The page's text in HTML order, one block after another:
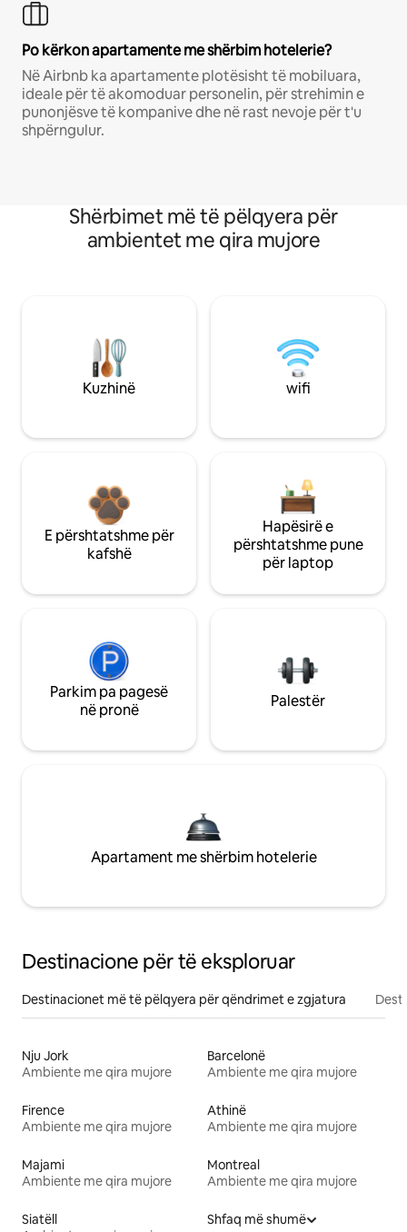
Po kërkon apartamente me shërbim hotelerie?
Në Airbnb ka apartamente plotësisht të mobiluara,
ideale për të akomoduar personelin, për strehimin e
punonjësve të kompanive dhe në rast nevoje për t'u
shpërngulur.
Shërbimet më të pëlqyera për
ambientet me qira mujore
Kuzhinë wifi
E përshtatshme për
kafshë
Hapësirë e
përshtatshme pune
për laptop
Parkim pa pagesë
në pronë
Palestër
Apartament me shërbim hotelerie
Destinacione për të eksploruar
Destinacionet më të pëlqyera për qëndrimet e zgjatura
Nju Jork
Ambiente me qira mujore
Barcelonë
Ambiente me qira mujore
Firence
Ambiente me qira mujore
Athinë
Ambiente me qira mujore
Majami
Ambiente me qira mujore
Montreal
Ambiente me qira mujore
Siatëll
Shfaq më shumë